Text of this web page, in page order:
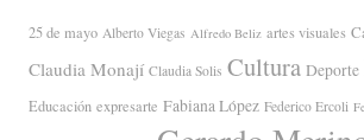
25 de mayo Alberto Viegas Alfredo Beliz artes visuales
Claudia Monají Claudia Solis Cultura Deporte
Educación expresarte Fabiana López Federico Ercoli